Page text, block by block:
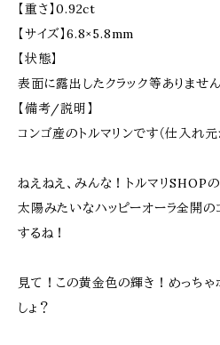
【重さ】0.92ct
【サイズ】6.8×5.8mm
【状態】
表面に露出したクラック等ありません
【備考/説明】
コンゴ産のトルマリンです（仕入れ
ねえねえ、みんな！トルマリSHOPの
太陽みたいなハッピーオーラ全開の
するね！
見て！この黄金色の輝き！めっち
しょ？